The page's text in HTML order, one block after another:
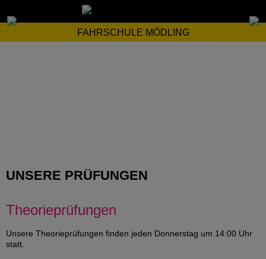
FAHRSCHULE MÖDLING
UNSERE PRÜFUNGEN
Theorieprüfungen
Unsere Theorieprüfungen finden jeden Donnerstag um 14:00 Uhr
statt.